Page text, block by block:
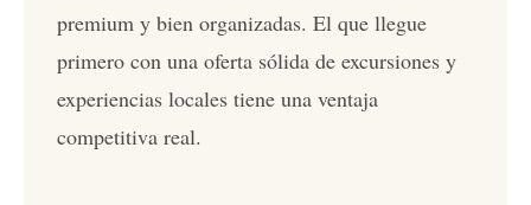
premium y bien organizadas. El que llegue
primero con una oferta sólida de excursiones y
experiencias locales tiene una ventaja
competitiva real.